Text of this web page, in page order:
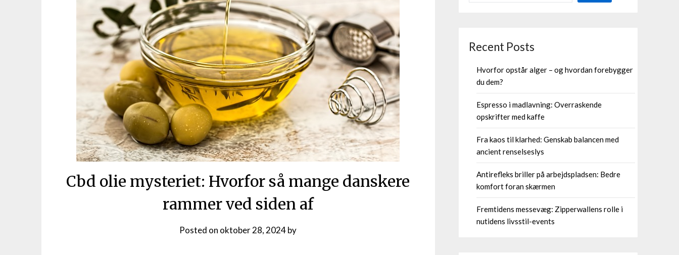
Cbd olie mysteriet: Hvorfor så mange danskere
rammer ved siden af
Posted on oktober 28, 2024by
Recent Posts
Hvorfor opstår alger – og hvordan forebygger
du dem?
Espresso i madlavning: Overraskende
opskrifter med kaffe
Fra kaos til klarhed: Genskab balancen med
ancient renselseslys
Antirefleks briller på arbejdspladsen: Bedre
komfort foran skærmen
Fremtidens messevæg: Zipperwallens rolle i
nutidens livsstil-events